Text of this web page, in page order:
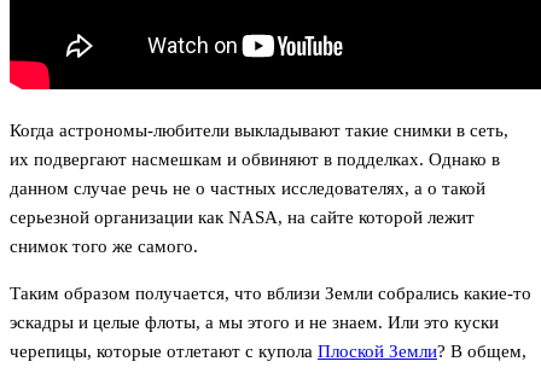
Когда астрономы-любители выкладывают такие снимки в сеть,
их подвергают насмешкам и обвиняют в подделках. Однако в
данном случае речь не о частных исследователях, а о такой
серьезной организации как NASA, на сайте которой лежит
снимок того же самого.
Таким образом получается, что вблизи Земли собрались какие-то
эскадры и целые флоты, а мы этого и не знаем. Или это куски
черепицы, которые отлетают с купола Плоской Земли? В общем,